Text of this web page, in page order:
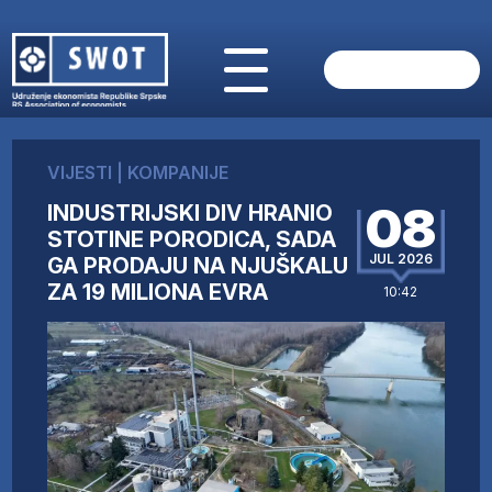
O NAMA
AKTUELNO
ANALIZE
KOMPANIJE
FINANSIJE
IZ STRANIH MEDIJA
AKTIVNOSTI
SWOT INTERVJU
UČLANI SE
KONTAKT
VIJESTI KOMPANIJE
INDUSTRIJSKI DIV HRANIO
STOTINE PORODICA, SADA
GA PRODAJU NA NJUŠKALU
ZA 19 MILIONA EVRA
08
JUL 2026
10:42